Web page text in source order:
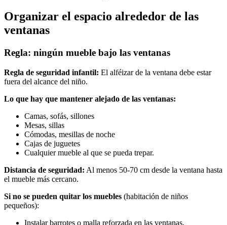
Organizar el espacio alrededor de las
ventanas
Regla: ningún mueble bajo las ventanas
Regla de seguridad infantil: El alféizar de la ventana debe estar
fuera del alcance del niño.
Lo que hay que mantener alejado de las ventanas:
Camas, sofás, sillones
Mesas, sillas
Cómodas, mesillas de noche
Cajas de juguetes
Cualquier mueble al que se pueda trepar.
Distancia de seguridad: Al menos 50-70 cm desde la ventana hasta
el mueble más cercano.
Si no se pueden quitar los muebles (habitación de niños
pequeños):
Instalar barrotes o malla reforzada en las ventanas.